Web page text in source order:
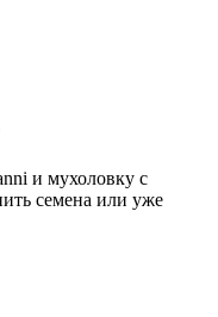
и мухоловку с
семена или уже